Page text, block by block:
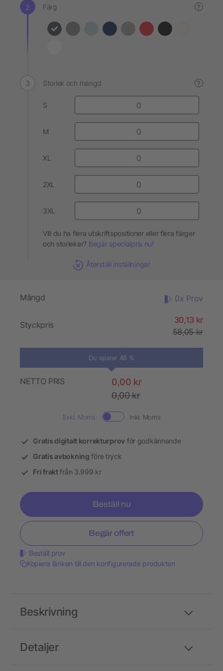
Färg ?
Storlek och mängd ?
S
M
XL
2XL
3XL
Vill du ha flera utskriftspositioner eller flera färger
och storlekar? Begär specialpris nu!
Återställ inställningar
Mängd 0x Prov
Styckpris
30,13 kr
58,05 kr
Du sparar 48 %
NETTO PRIS
0,00 kr
0,00 kr
Exkl. Moms. Inkl. Moms
Gratis digitalt korrekturprov för godkännande
Gratis avbokning före tryck
Fri fraktfrån 3.999 kr
Beställ nu
Begär offert
Beställ prov
Kopiera länken till den konfigurerade produkten
Detaljer
Beskrivning